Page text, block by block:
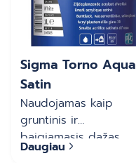
Sigma Torno Aqua
Satin
Naudojamas kaip
gruntinis ir
baigiamasis dažas
medžio ir medienos
Daugiau